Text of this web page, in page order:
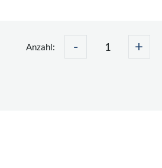
Anzahl: - +